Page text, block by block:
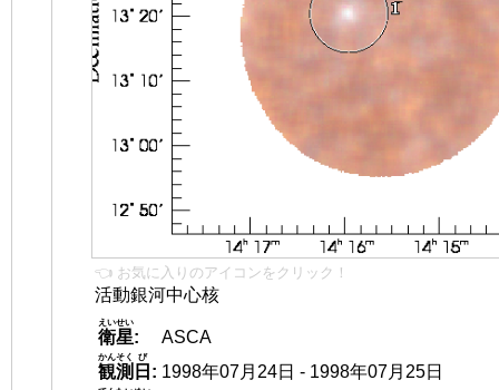
👈 お気に入りのアイコンをクリック！
活動銀河中心核
衛星
えいせい
:
ASCA
観測
かんそく
日
び
: 1998年07月24日 - 1998年07月25日